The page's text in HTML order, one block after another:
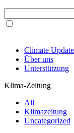
Climate Update
Über uns
Unterstützung
Klima-Zeitung
All
Klimazeitung
Uncategorized